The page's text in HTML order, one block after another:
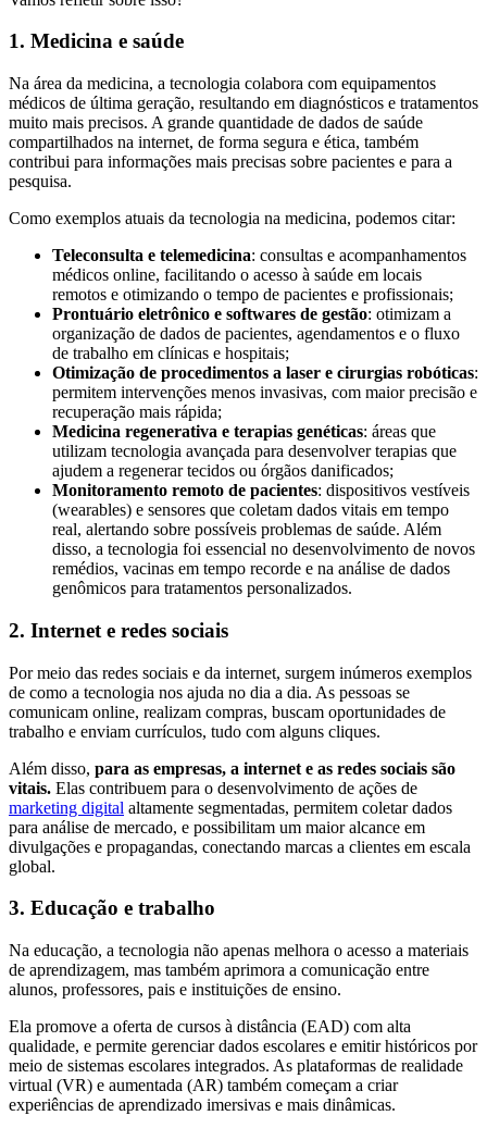
1. Medicina e saúde
Na área da medicina, a tecnologia colabora com equipamentos
médicos de última geração, resultando em diagnósticos e tratamentos
muito mais precisos. A grande quantidade de dados de saúde
compartilhados na internet, de forma segura e ética, também
contribui para informações mais precisas sobre pacientes e para a
pesquisa.
Como exemplos atuais da tecnologia na medicina, podemos citar:
Teleconsulta e telemedicina: consultas e acompanhamentos
médicos online, facilitando o acesso à saúde em locais
remotos e otimizando o tempo de pacientes e profissionais;
Prontuário eletrônico e softwares de gestão: otimizam a
organização de dados de pacientes, agendamentos e o fluxo
de trabalho em clínicas e hospitais;
Otimização de procedimentos a laser e cirurgias robóticas:
permitem intervenções menos invasivas, com maior precisão e
recuperação mais rápida;
Medicina regenerativa e terapias genéticas: áreas que
utilizam tecnologia avançada para desenvolver terapias que
ajudem a regenerar tecidos ou órgãos danificados;
Monitoramento remoto de pacientes: dispositivos vestíveis
(wearables) e sensores que coletam dados vitais em tempo
real, alertando sobre possíveis problemas de saúde. Além
disso, a tecnologia foi essencial no desenvolvimento de novos
remédios, vacinas em tempo recorde e na análise de dados
genômicos para tratamentos personalizados.
2. Internet e redes sociais
Por meio das redes sociais e da internet, surgem inúmeros exemplos
de como a tecnologia nos ajuda no dia a dia. As pessoas se
comunicam online, realizam compras, buscam oportunidades de
trabalho e enviam currículos, tudo com alguns cliques.
Além disso, para as empresas, a internet e as redes sociais são
vitais. Elas contribuem para o desenvolvimento de ações de
marketing digital altamente segmentadas, permitem coletar dados
para análise de mercado, e possibilitam um maior alcance em
divulgações e propagandas, conectando marcas a clientes em escala
global.
3. Educação e trabalho
Na educação, a tecnologia não apenas melhora o acesso a materiais
de aprendizagem, mas também aprimora a comunicação entre
alunos, professores, pais e instituições de ensino.
Ela promove a oferta de cursos à distância (EAD) com alta
qualidade, e permite gerenciar dados escolares e emitir históricos por
meio de sistemas escolares integrados. As plataformas de realidade
virtual (VR) e aumentada (AR) também começam a criar
experiências de aprendizado imersivas e mais dinâmicas.